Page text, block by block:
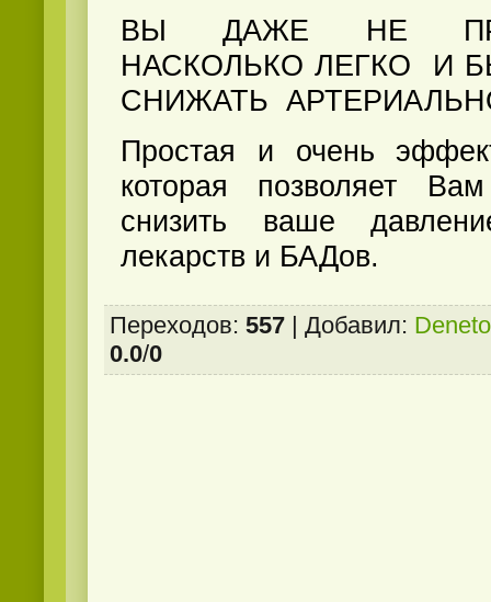
ВЫ ДАЖЕ НЕ
НАСКОЛЬКО ЛЕГКО И
СНИЖАТЬ
Простая и очень
которая позволяет
снизить ваше
лекарств и БАДов.
Переходов: 557 Добавил:
0.0/0